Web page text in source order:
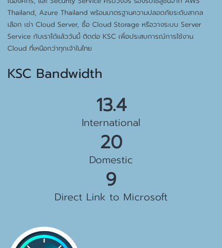
Thailand, Azure Thailand พร้อมมาตรฐานความปลอดภัยระดับสากล
เลือก เช่า Cloud Server, ซื้อ Cloud Storage หรือวางระบบ Server
Service กับเราได้แล้ววันนี้ ติดต่อ KSC เพื่อประสบการณ์การใช้งาน
Cloud ที่เหนือกว่าทุกเจ้าในไทย
KSC Bandwidth
15.5 Gbps
International
23 Gbps
Domestic
10 Gbps
Direct Link to Microsoft